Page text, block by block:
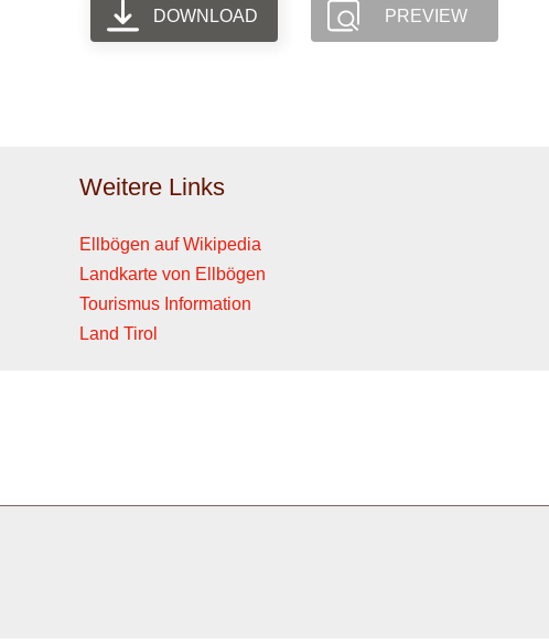
DOWNLOAD PREVIEW
Weitere Links
Ellbögen auf Wikipedia
Landkarte von Ellbögen
Tourismus Information
Land Tirol